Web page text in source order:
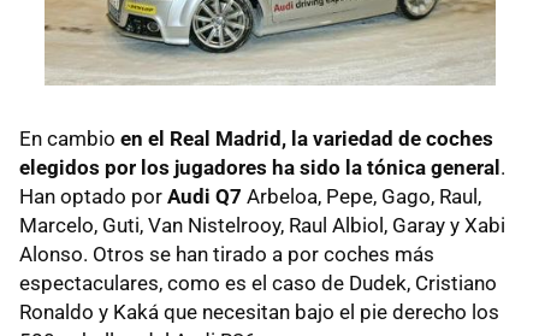
En cambio en el Real Madrid, la variedad de coches
elegidos por los jugadores ha sido la tónica general .
Han optado por Audi Q7 Arbeloa, Pepe, Gago, Raul,
Marcelo, Guti, Van Nistelrooy, Raul Albiol, Garay y Xabi
Alonso. Otros se han tirado a por coches más
espectaculares, como es el caso de Dudek, Cristiano
Ronaldo y Kaká que necesitan bajo el pie derecho los